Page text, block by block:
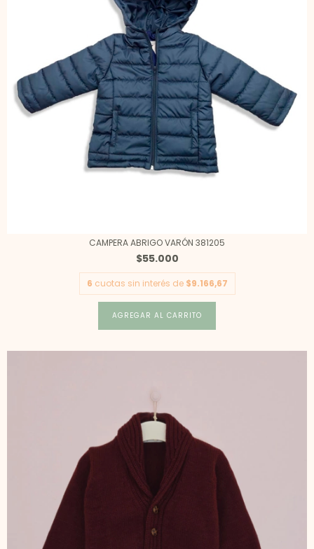
CAMPERA ABRIGO VARÓN 381205
$55.000
6 cuotas sin interés de $9.166,67
AGREGAR AL CARRITO